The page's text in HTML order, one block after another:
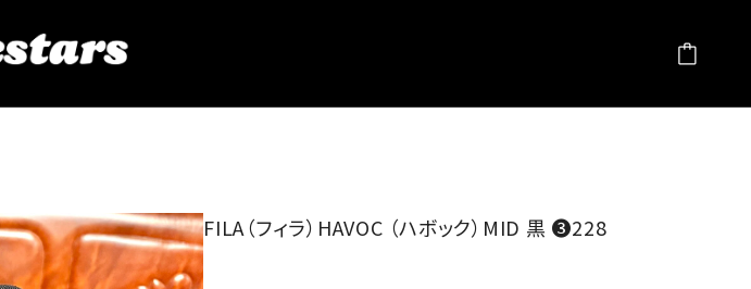
FILA（フィラ）HAVOC （ハボック）MID 黒 ❸228